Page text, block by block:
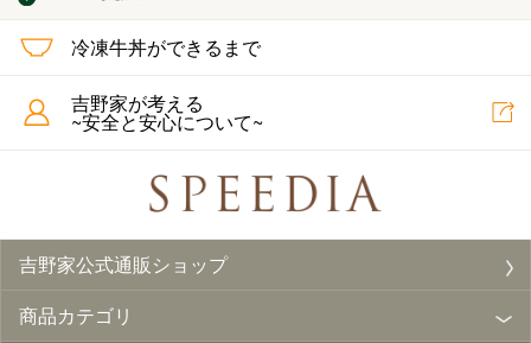
冷凍牛丼ができるまで
吉野家が考える
~安全と安心について~
吉野家公式通販ショップ
商品カテゴリ